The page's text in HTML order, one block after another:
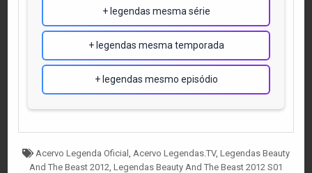
+ legendas mesma série
+ legendas mesma temporada
+ legendas mesmo episódio
Tagged
Acervo Legenda Oficial Acervo Legendas.TV, Legendas Beauty
And The Beast 2012 Legendas Beauty And The Beast 2012 S01